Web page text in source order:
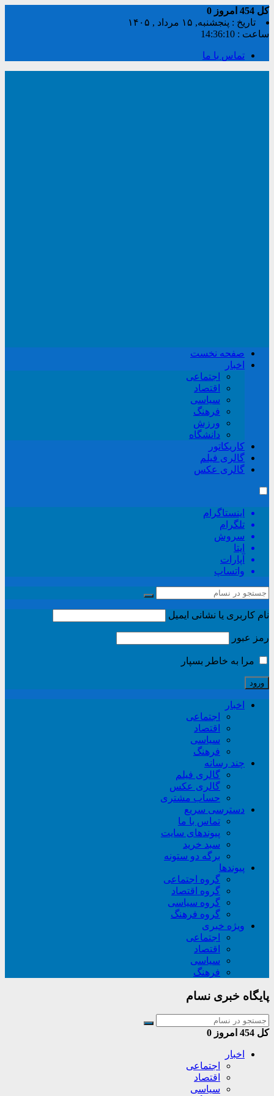
کل امروز 0
تاریخ : پنجشنبه, ۱۵ مرداد , ۱۴۰۵
ساعت : 14:36:10
تماس با ما
صفحه نخست
اخبار
اجتماعی
اقتصاد
سیاسی
فرهنگ
ورزش
دانشگاه
کاریکاتور
گالری فیلم
گالری عکس
اینستاگرام
تلگرام
سروش
ایتا
آپارات
واتساپ
نام کاربری یا نشانی ایمیل
رمز عبور
مرا به خاطر بسپار
اخبار
اجتماعی
اقتصاد
سیاسی
فرهنگ
چند رسانه
گالری فیلم
گالری عکس
حساب مشتری
دسترسی سریع
تماس با ما
پیوندهای سایت
سبد خريد
برگه دو ستونه
پیوندها
گروه اجتماعی
گروه اقتصاد
گروه سیاسی
گروه فرهنگ
ویژه خبری
اجتماعی
اقتصاد
سیاسی
فرهنگ
پایگاه خبری نسام
کل امروز 0
اخبار
اجتماعی
اقتصاد
سیاسی